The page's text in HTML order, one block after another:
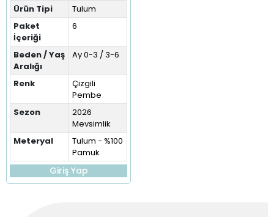
Ürün Tipi
Tulum
Paket
İçeriği
6
Beden / Yaş
Aralığı
Ay 0-3 / 3-6
Renk
Çizgili
Pembe
Sezon
2026
Mevsimlik
Meteryal
Tulum - %100
Pamuk
Giriş Yap